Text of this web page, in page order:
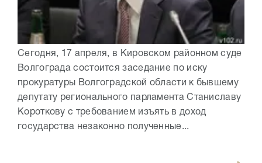
Сегодня, 17 апреля, в Кировском районном суде
Волгограда состоится заседание по иску
прокуратуры Волгоградской области к бывшему
депутату регионального парламента Станиславу
Короткову с требованием изъять в доход
государства незаконно полученные...